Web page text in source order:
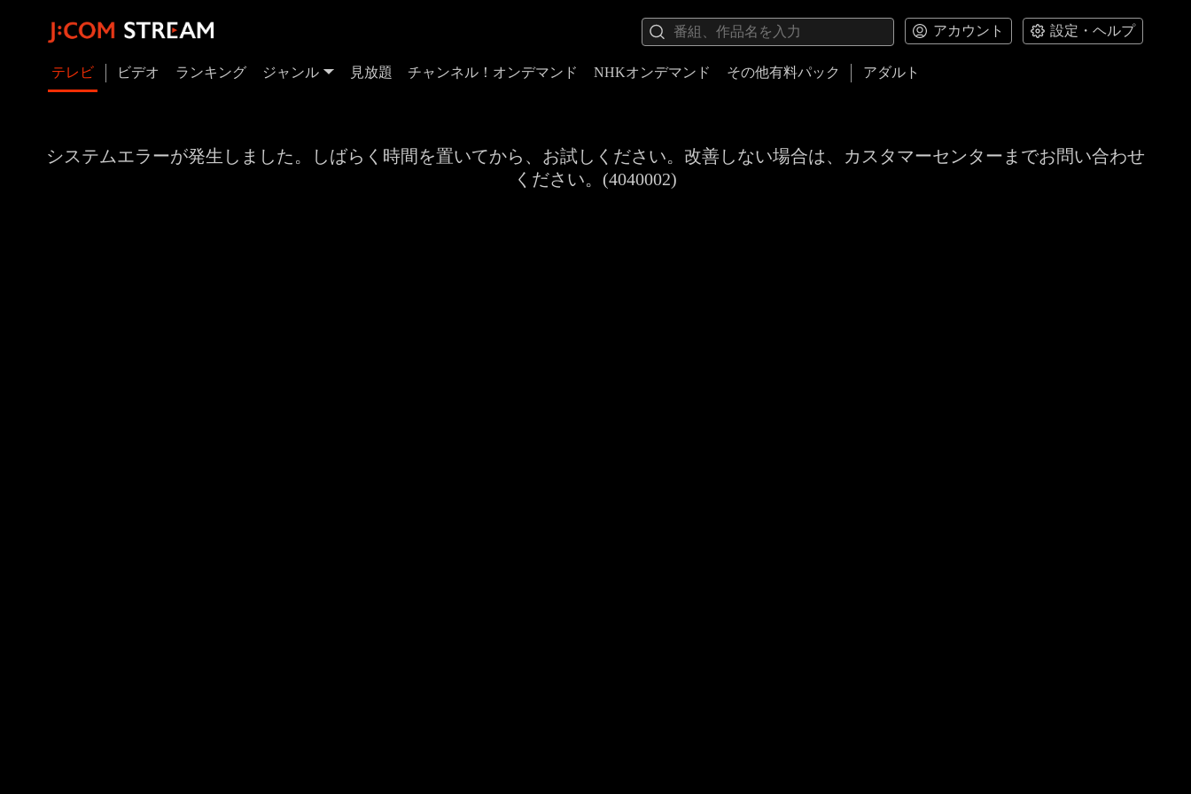
アカウント 設定・ヘルプ
テレビ ビデオ ランキング ジャンル 見放題 チャンネル！オンデマンド NHKオンデマンド その他有料パック アダルト
システムエラーが発生しました。しばらく時間を置いてから、お試しください。改善しない場合は、カスタマーセンターまでお問い合わせ
ください。(4040002)